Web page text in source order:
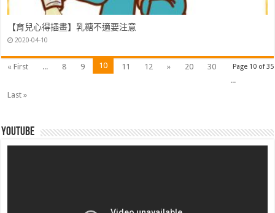
【育兒心得插畫】乳糖不適要注意
2020-04-10
Page 10 of 35
« First ... 8 9 10 11 12 » 20
30
...
Last »
Youtube